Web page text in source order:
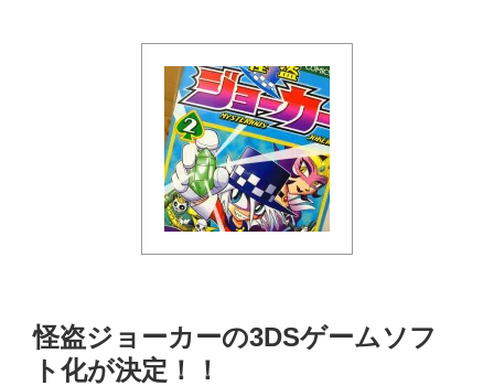
怪盗ジョーカーの3DSゲームソフ
ト化が決定！！